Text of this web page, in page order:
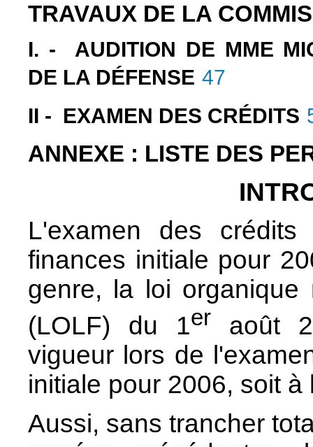
TRAVAUX DE LA
I. - AUDITION DE MME
DE LA DÉFENSE 47
II - EXAMEN DES CRÉDITS
ANNEXE : LISTE DES
L'examen des
finances initiale pour
genre, la loi
(LOLF) du 1er août
vigueur lors de
initiale pour 2006, soit
Aussi, sans trancher